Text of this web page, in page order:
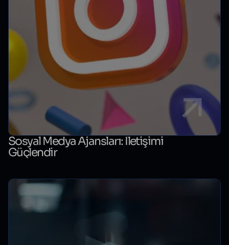
Sosyal Medya Ajansları: İletişimi
Güçlendir